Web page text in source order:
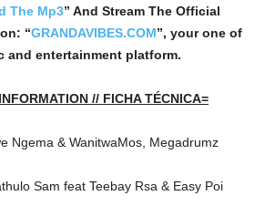
The Mp3” And Stream The Official
“GRANDAVIBES.COM”, your one of
and entertainment platform.
// FICHA TÉCNICA=
Ngema & WanitwaMos, Megadrumz
Sam feat Teebay Rsa & Easy Poi